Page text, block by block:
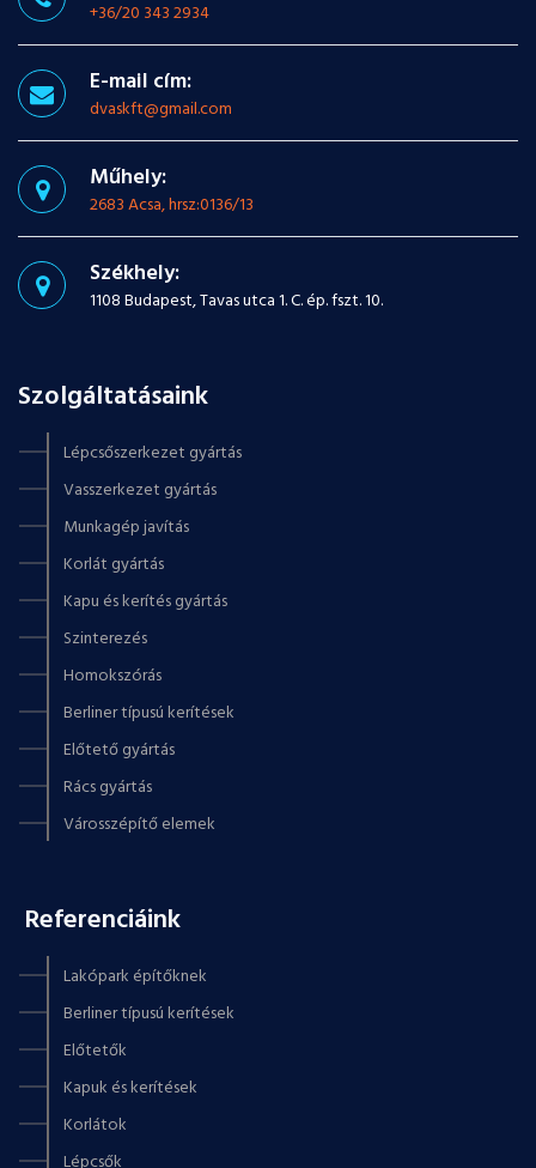
+36/20 343 2934
E-mail cím:
dvaskft@gmail.com
Műhely:
2683 Acsa, hrsz:0136/13
Székhely:
1108 Budapest, Tavas utca 1. C. ép. fszt. 10.
Szolgáltatásaink
Lépcsőszerkezet gyártás
Vasszerkezet gyártás
Munkagép javítás
Korlát gyártás
Kapu és kerítés gyártás
Szinterezés
Homokszórás
Berliner típusú kerítések
Előtető gyártás
Rács gyártás
Városszépítő elemek
Referenciáink
Lakópark építőknek
Berliner típusú kerítések
Előtetők
Kapuk és kerítések
Korlátok